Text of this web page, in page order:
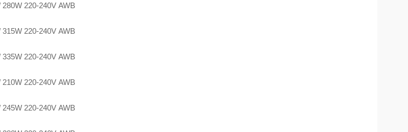
220-240V AWB
220-240V AWB
220-240V AWB
220-240V AWB
220-240V AWB